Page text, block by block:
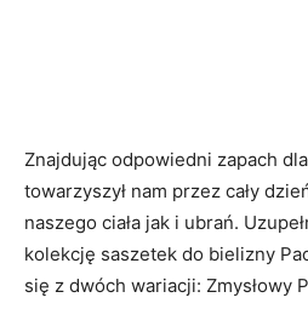
Znajdując odpowiedni zapach
towarzyszył nam przez cały
naszego ciała jak i ubrań.
kolekcję saszetek do bielizny
się z dwóch wariacji: Zmysłowy